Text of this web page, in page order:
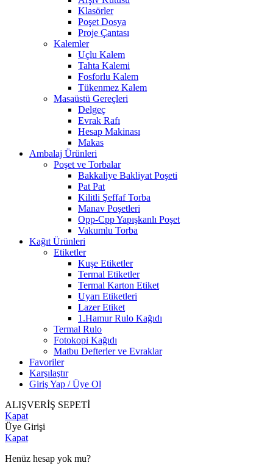
Klasörler
Poşet Dosya
Proje Çantası
Kalemler
Uçlu Kalem
Tahta Kalemi
Fosforlu Kalem
Tükenmez Kalem
Masaüstü Gereçleri
Delgeç
Evrak Rafı
Hesap Makinası
Makas
Ambalaj Ürünleri
Poşet ve Torbalar
Bakkaliye Bakliyat Poşeti
Pat Pat
Kilitli Şeffaf Torba
Manav Poşetleri
Opp-Cpp Yapışkanlı Poşet
Vakumlu Torba
Kağıt Ürünleri
Etiketler
Kuşe Etiketler
Termal Etiketler
Termal Karton Etiket
Uyarı Etiketleri
Lazer Etiket
1.Hamur Rulo Kağıdı
Termal Rulo
Fotokopi Kağıdı
Matbu Defterler ve Evraklar
Favoriler
Karşılaştır
Giriş Yap / Üye Ol
ALIŞVERİŞ SEPETİ
Kapat
Üye Girişi
Kapat
Henüz hesap yok mu?